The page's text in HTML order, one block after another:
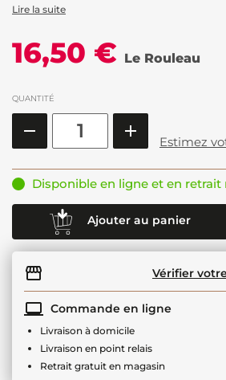
Lire la suite
16,50 € Le Rouleau
QUANTITÉ
Estimez
Disponible en ligne et en retrait
Ajouter au panier
Vérifier
Commande en ligne
Livraison à domicile
Livraison en point relais
Retrait gratuit en magasin